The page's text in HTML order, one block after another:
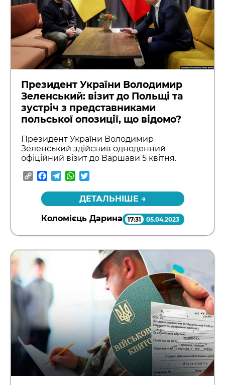
Президент України Володимир
Зеленський: візит до Польщі та
зустріч з представниками
польської опозиції, що відомо?
Президент України Володимир
Зеленський здійснив одноденний
офіційний візит до Варшави 5 квітня.
CopyFacebook
TelegramWhatsApp
ДЕТАЛЬНІШЕ →
Коломієць Дарина 17:31 05.04.2023